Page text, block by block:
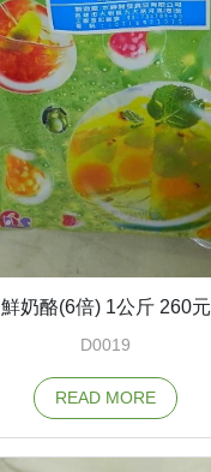
鮮奶酪(6倍) 1公斤 260元
D0019
READ MORE